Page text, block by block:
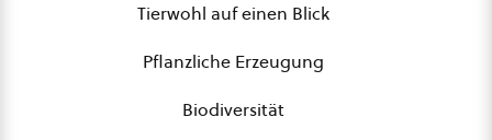
Tierwohl auf einen Blick
Pflanzliche Erzeugung
Biodiversität